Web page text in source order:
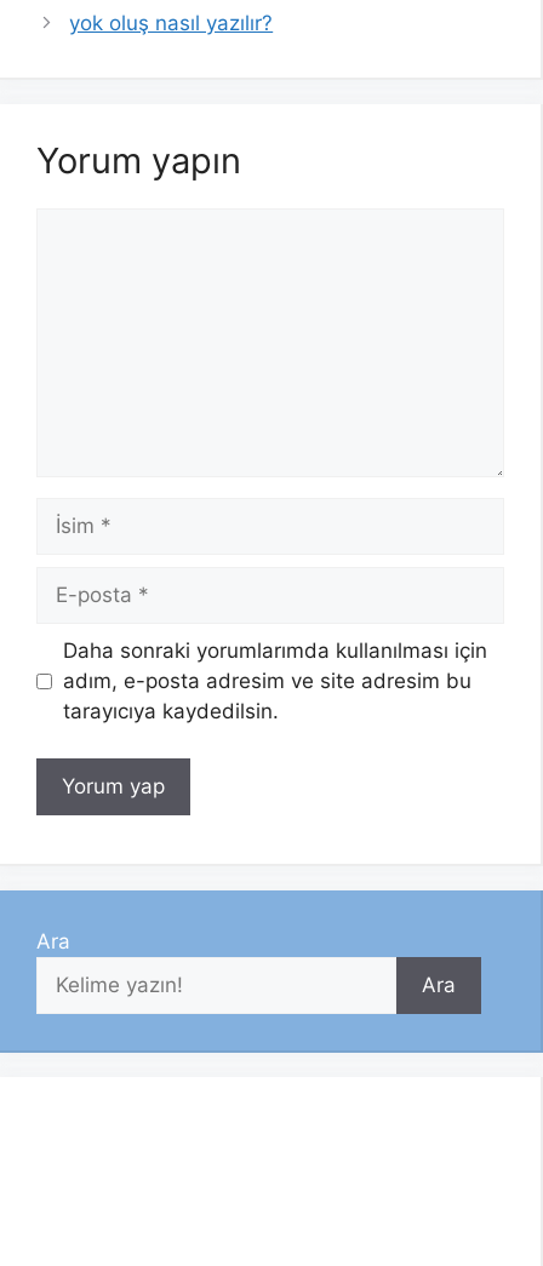
yok oluş nasıl yazılır?
Yorum yapın
İsim
posta
Daha sonraki yorumlarımda kullanılması için
adım, e-posta adresim ve site adresim bu
tarayıcıya kaydedilsin.
Ara
Ara